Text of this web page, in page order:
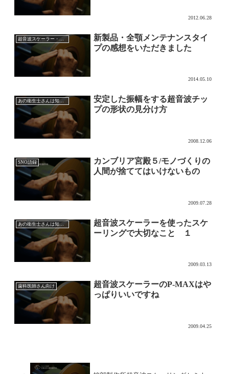
2012.06.28
超音波スケーラー・チップ
新製品・全顎メンテナンスタイ
プの感想をいただきました
2014.05.10
あの衛生士さんは知っている超音波チップの効果的な使い方
安定した振幅をする超音波チッ
プの形状の見分け方
2008.12.06
SNO語録
カンブリア宮殿５/モノづくりの
人間が捨ててはいけないもの
2009.07.28
あの衛生士さんは知っている超音波チップの効果的な使い方
超音波スケーラーを使ったスケ
ーリングで大切なこと １
2009.03.13
歯科医師さん向け
超音波スケーラーのP-MAXはや
っぱりいいですね
2009.04.25